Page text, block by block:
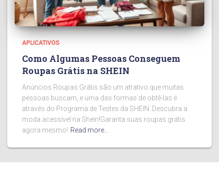
APLICATIVOS
Como Algumas Pessoas Conseguem
Roupas Grátis na SHEIN
Anúncios Roupas Grátis são um atrativo que muitas
pessoas buscam, e uma das formas de obtê-las é
através do Programa de Testes da SHEIN. Descubra a
moda acessível na Shein!Garanta suas roupas grátis
agora mesmo! Read more…